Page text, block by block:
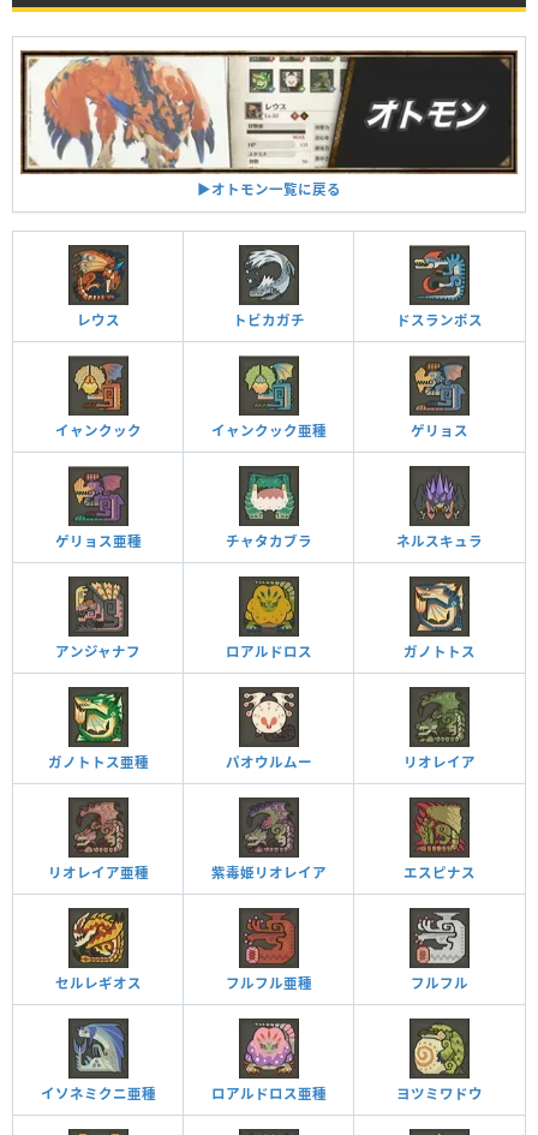
▶︎オトモン一覧に戻る
レウス トビカガチ ドスランポス
イャンクック イャンクック亜種 ゲリョス
ゲリョス亜種 チャタカブラ ネルスキュラ
アンジャナフ ロアルドロス ガノトトス
ガノトトス亜種 パオウルムー リオレイア
リオレイア亜種 紫毒姫リオレイア エスピナス
セルレギオス フルフル亜種 フルフル
イソネミクニ亜種 ロアルドロス亜種 ヨツミワドウ